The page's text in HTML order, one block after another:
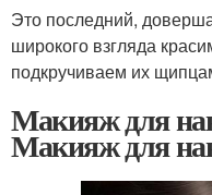
Это последний,
широкого взгляда
подкручиваем их
Макияж для
Макияж для